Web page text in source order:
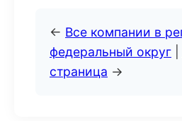
← Все компании в
федеральный округ
страница →